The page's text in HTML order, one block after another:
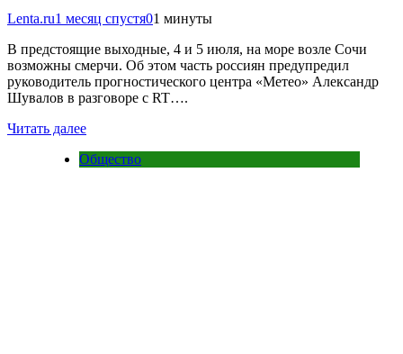
Lenta.ru1 месяц спустя01 минуты
В предстоящие выходные, 4 и 5 июля, на море возле Сочи
возможны смерчи. Об этом часть россиян предупредил
руководитель прогностического центра «Метео» Александр
Шувалов в разговоре с RT….
Читать далее
Общество